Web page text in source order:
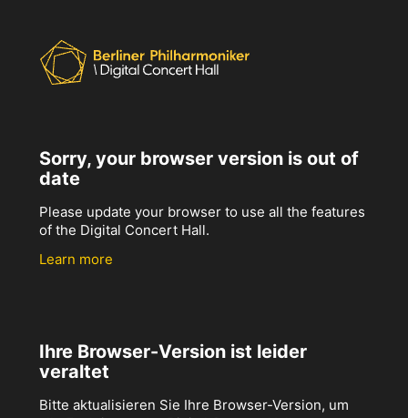
Sorry, your browser version is out of
date
Please update your browser to use all the features
of the Digital Concert Hall.
Learn more
Ihre Browser-Version ist leider
veraltet
Bitte aktualisieren Sie Ihre Browser-Version, um